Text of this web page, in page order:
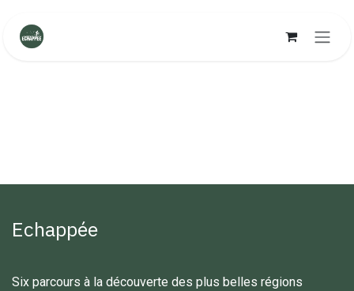
Echappée
Six parcours à la découverte des plus belles régions